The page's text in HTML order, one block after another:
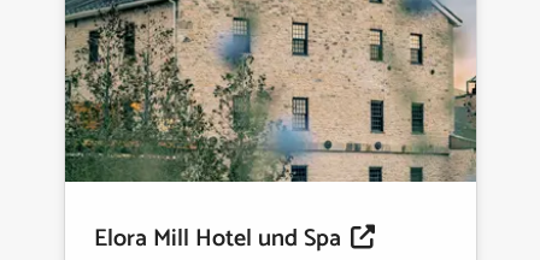
Elora Mill Hotel und Spa